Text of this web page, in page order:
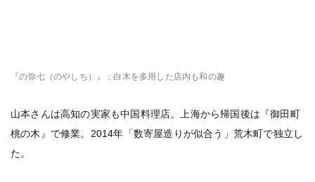
『の弥七（のやしち）』：白木を多用した店内も和の趣
山本さんは高知の実家も中国料理店。上海から帰国後は『御田町
桃の木』で修業。2014年「数寄屋造りが似合う」荒木町で独立し
た。